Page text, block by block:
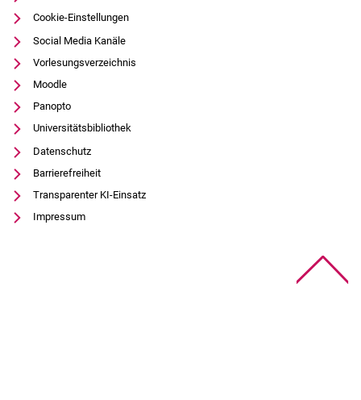
Cookie-Einstellungen
Social Media Kanäle
Vorlesungsverzeichnis
Moodle
Panopto
Universitätsbibliothek
Datenschutz
Barrierefreiheit
Transparenter KI-Einsatz
Impressum